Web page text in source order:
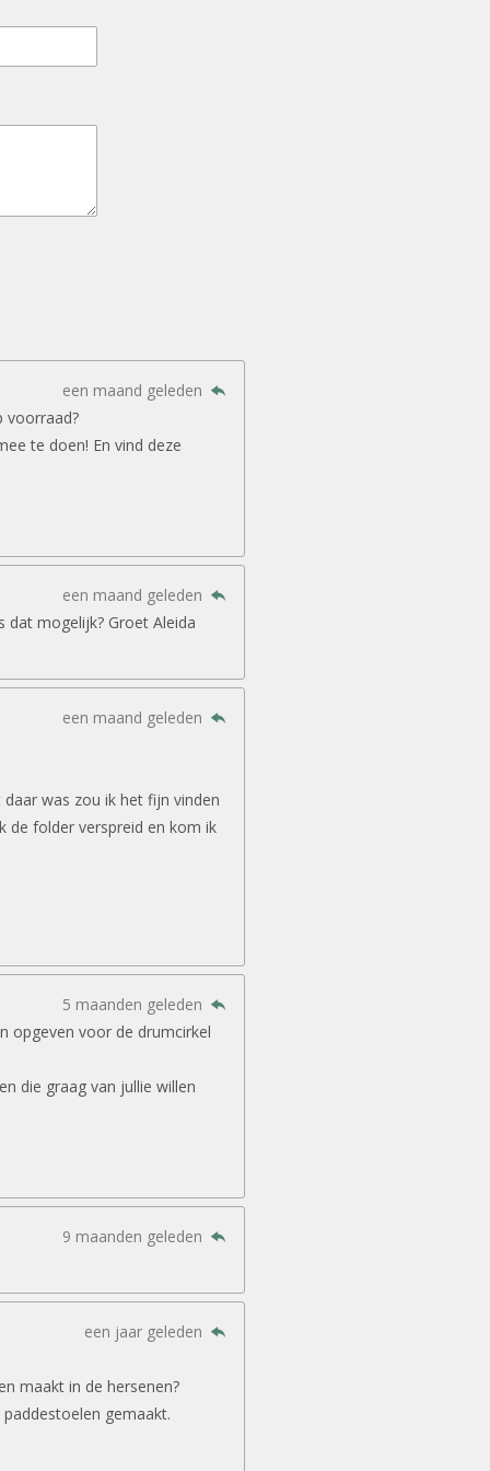
een maand geleden
voorraad?
te doen! En vind deze
een maand geleden
dat mogelijk? Groet Aleida
een maand geleden
was zou ik het fijn vinden
de folder verspreid en kom ik
5 maanden geleden
opgeven voor de drumcirkel
die graag van jullie willen
9 maanden geleden
een jaar geleden
maakt in de hersenen?
gemaakt.